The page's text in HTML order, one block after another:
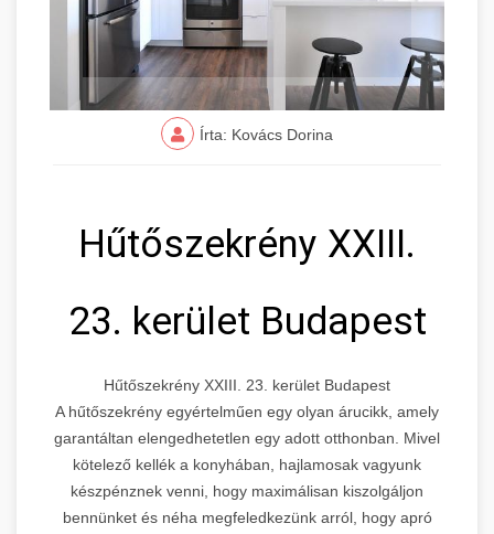
Írta: Kovács Dorina
Hűtőszekrény XXIII.
23. kerület Budapest
Hűtőszekrény XXIII. 23. kerület Budapest
A hűtőszekrény egyértelműen egy olyan árucikk, amely
garantáltan elengedhetetlen egy adott otthonban. Mivel
kötelező kellék a konyhában, hajlamosak vagyunk
készpénznek venni, hogy maximálisan kiszolgáljon
bennünket és néha megfeledkezünk arról, hogy apró